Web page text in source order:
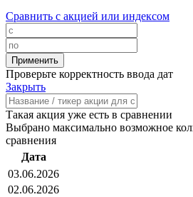
Сравнить с акцией или индексом
Проверьте корректность ввода дат
Закрыть
Такая акция уже есть в сравнении
Выбрано максимально возможное
сравнения
Дата
03.06.2026
02.06.2026